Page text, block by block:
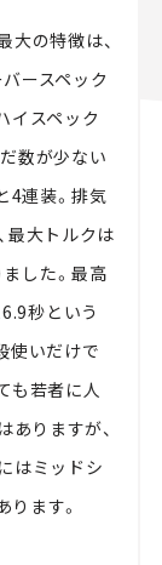
大の特徴は、
ースペック
イスペック
数が少ない
4連装。排気
最大トルクは
した。最高
秒という
使いだけで
も若者に人
ありますが、
はミッドシ
ます。